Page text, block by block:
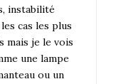
instabilité
cas les plus
mais je le vois
une lampe
ou un